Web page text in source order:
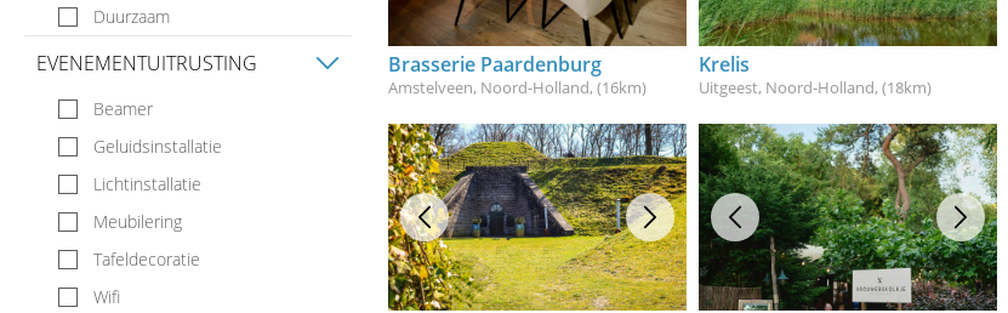
Suite- / Designhotel
Duurzaam
EVENEMENTUITRUSTING
Beamer
Geluidsinstallatie
Lichtinstallatie
Meubilering
Tafeldecoratie
Wifi
Brasserie Paardenburg
Amstelveen, Noord-Holland, (16km)
Krelis
Uitgeest, Noord-Holland, (18km)